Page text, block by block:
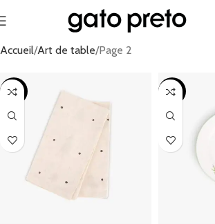
Accueil Art de table Page 2
-50% -70%